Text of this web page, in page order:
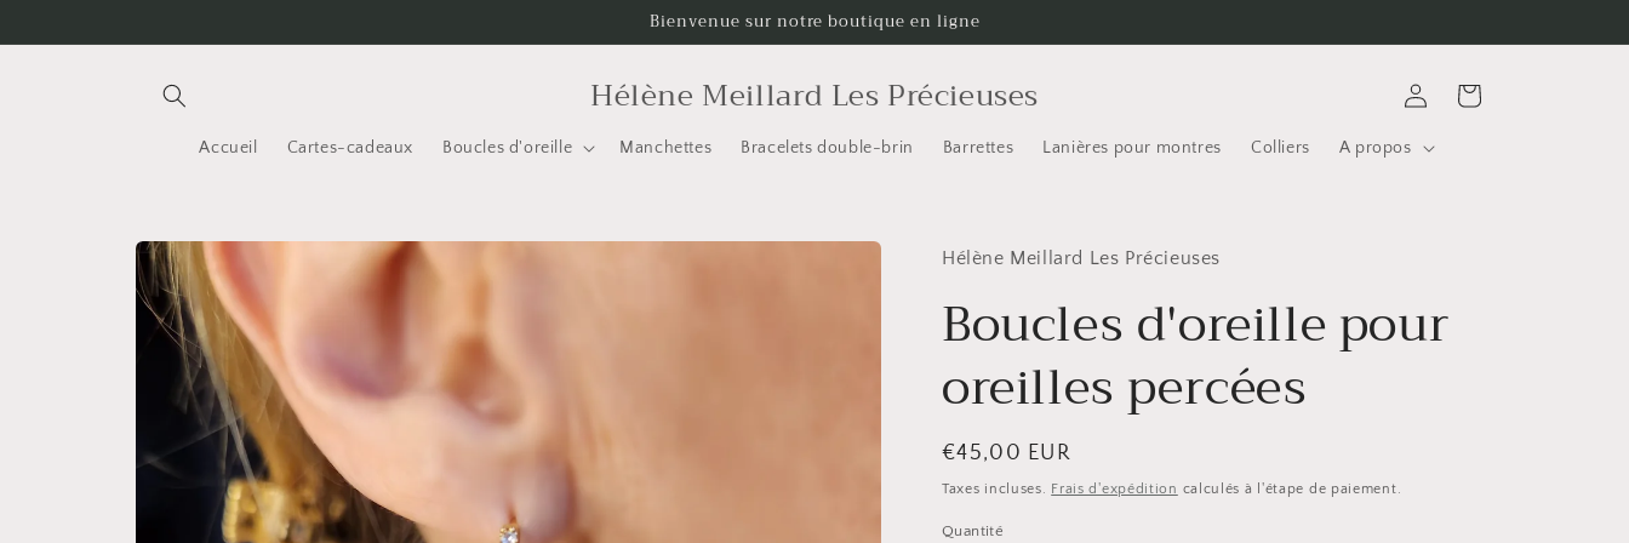
au
Bienvenue sur notre boutique en ligne
Hélène Meillard Les Précieuses
Accueil Cartes-cadeaux Boucles d'oreille Manchettes Bracelets double-brin Barrettes Lanières pour montres Colliers A propos
Connexion Panier
Passer aux
informations
produits
Hélène Meillard Les Précieuses
Boucles d'oreille pour
oreilles percées
Prix
habituel
€45,00 EUR
Taxes incluses. Frais d'expédition calculés à l'étape de paiement.
Quantité